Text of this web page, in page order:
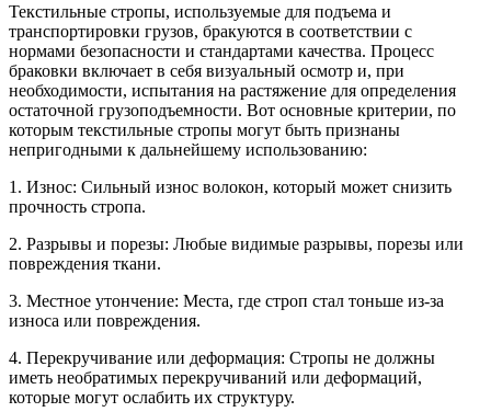
Текстильные стропы, используемые для подъема и
транспортировки грузов, бракуются в соответствии с
нормами безопасности и стандартами качества. Процесс
браковки включает в себя визуальный осмотр и, при
необходимости, испытания на растяжение для определения
остаточной грузоподъемности. Вот основные критерии, по
которым текстильные стропы могут быть признаны
непригодными к дальнейшему использованию:
1. Износ: Сильный износ волокон, который может снизить
прочность стропа.
2. Разрывы и порезы: Любые видимые разрывы, порезы или
повреждения ткани.
3. Местное утончение: Места, где строп стал тоньше из-за
износа или повреждения.
4. Перекручивание или деформация: Стропы не должны
иметь необратимых перекручиваний или деформаций,
которые могут ослабить их структуру.